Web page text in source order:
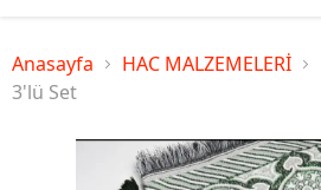
Anasayfa HAC MALZEMELERİ
3'lü Set